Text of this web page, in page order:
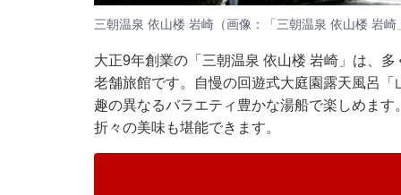
三朝温泉 依山楼 岩崎（画像：「三朝温泉 依山楼 岩
大正9年創業の「三朝温泉 依山楼 岩崎」は、
老舗旅館です。自慢の回遊式大庭園露天風呂
趣の異なるバラエティ豊かな湯船で楽しめま
折々の美味も堪能できます。